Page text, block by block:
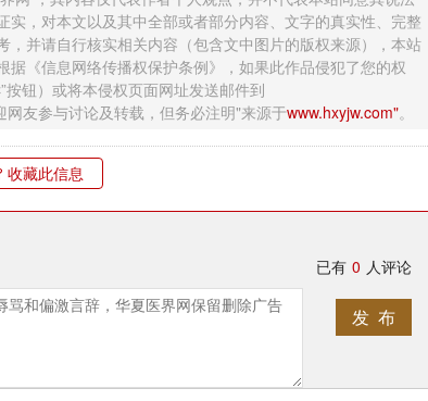
，对本文以及其中全部或者部分内容、文字的真实性、完整
并请自行核实相关内容（包含文中图片的版权来源），本站
《信息网络传播权保护条例》，如果此作品侵犯了您的权
钮）或将本侵权页面网址发送邮件到
友参与讨论及转载，但务必注明"来源于www.hxyjw.com"。
收藏此信息
已有 0 人评论
发 布